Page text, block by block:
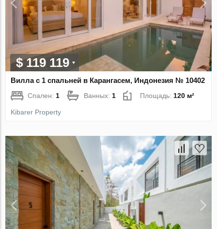
$ 119 119
Вилла с 1 спальней в Карангасем, Индонезия № 10402
Спален: 1 Ванных: 1 Площадь: 120 м²
Kibarer Property